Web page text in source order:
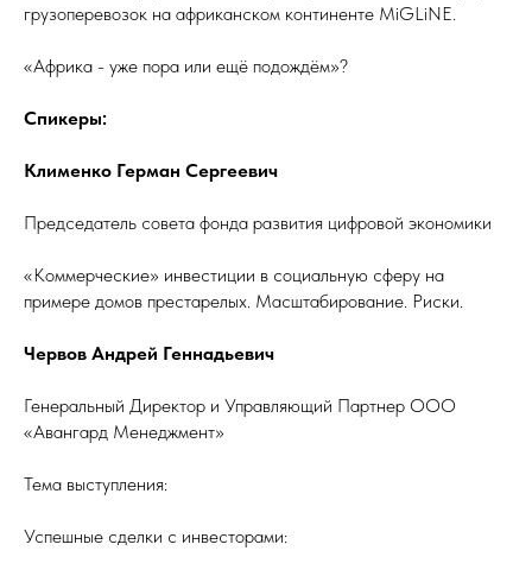
грузоперевозок на африканском континенте MiGLiNE.
«Африка - уже пора или ещё подождём»?
Спикеры:
Клименко Герман Сергеевич
Председатель совета фонда развития цифровой экономики
«Коммерческие» инвестиции в социальную сферу на
примере домов престарелых. Масштабирование. Риски.
Червов Андрей Геннадьевич
Генеральный Директор и Управляющий Партнер ООО
«Авангард Менеджмент»
Тема выступления:
Успешные сделки с инвесторами: